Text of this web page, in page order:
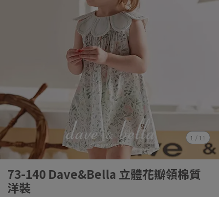
1 / 11
73-140 Dave&Bella 立體花瓣領棉質
洋裝